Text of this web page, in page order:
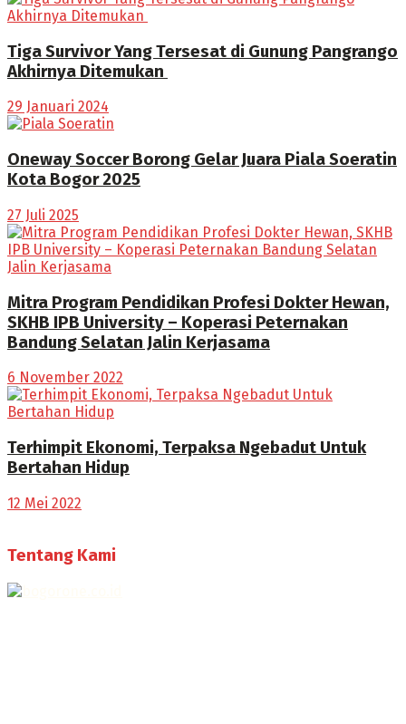
Tiga Survivor Yang Tersesat di Gunung Pangrango
Akhirnya Ditemukan
29 Januari 2024
Oneway Soccer Borong Gelar Juara Piala Soeratin
Kota Bogor 2025
27 Juli 2025
Mitra Program Pendidikan Profesi Dokter Hewan,
SKHB IPB University – Koperasi Peternakan
Bandung Selatan Jalin Kerjasama
6 November 2022
Terhimpit Ekonomi, Terpaksa Ngebadut Untuk
Bertahan Hidup
12 Mei 2022
Tentang Kami